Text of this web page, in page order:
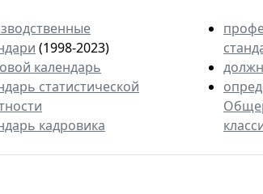
(1998-2023)
календарь
статистической
кадровика